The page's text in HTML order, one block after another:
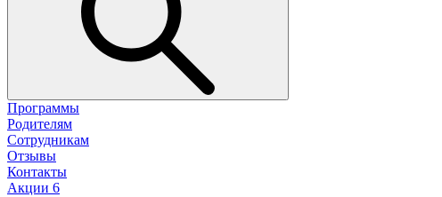
Программы
Родителям
Сотрудникам
Отзывы
Контакты
Акции 6